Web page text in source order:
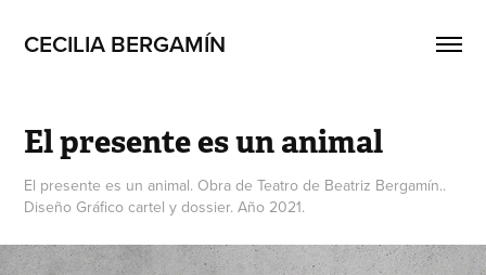
CECILIA BERGAMÍN
El presente es un animal
El presente es un animal. Obra de Teatro de Beatriz Bergamín..
Diseño Gráfico cartel y dossier. Año 2021.